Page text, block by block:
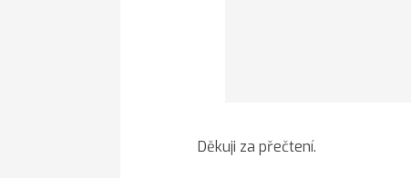
Děkuji za